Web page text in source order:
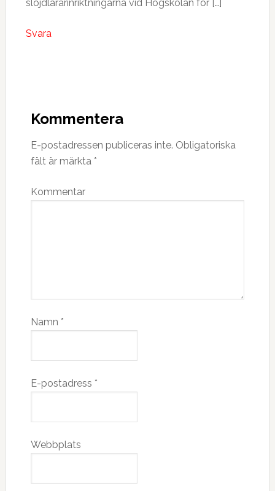
slöjdlärarinriktningarna vid Högskolan för […]
Svara
Kommentera
E-postadressen publiceras inte. Obligatoriska
fält är märkta *
Kommentar
Namn *
E-postadress *
Webbplats